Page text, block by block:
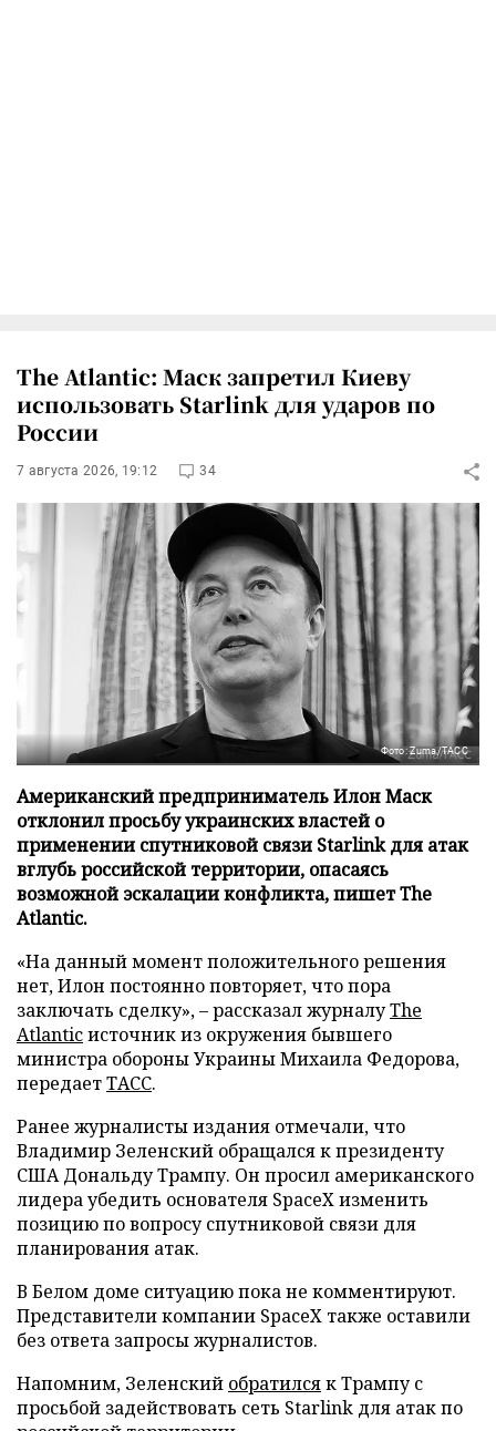
The Atlantic: Маск запретил Киеву
использовать Starlink для ударов по
России
7 августа 2026, 19:12 34
Фото: Zuma/ТАСС
Американский предприниматель Илон Маск
отклонил просьбу украинских властей о
применении спутниковой связи Starlink для атак
вглубь российской территории, опасаясь
возможной эскалации конфликта, пишет The
Atlantic.
«На данный момент положительного решения
нет, Илон постоянно повторяет, что пора
заключать сделку», – рассказал журналуThe
Atlanticисточник из окружения бывшего
министра обороны Украины Михаила Федорова,
передаетТАСС.
Ранее журналисты издания отмечали, что
Владимир Зеленский обращался к президенту
США Дональду Трампу. Он просил американского
лидера убедить основателя SpaceX изменить
позицию по вопросу спутниковой связи для
планирования атак.
В Белом доме ситуацию пока не комментируют.
Представители компании SpaceX также оставили
без ответа запросы журналистов.
Напомним, Зеленский обратилсяк Трампу с
просьбой задействовать сеть Starlink для атак по